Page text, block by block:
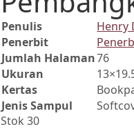
Penulis
Henry
Penerbit
Jumlah Halaman76
Ukuran
Kertas
Jenis Sampul
Stok 30